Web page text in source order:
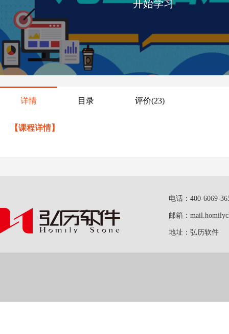
开始学习
详情 目录 评价(23)
【课程详情】
电话：400-6069-
邮箱：
地址：弘历软件